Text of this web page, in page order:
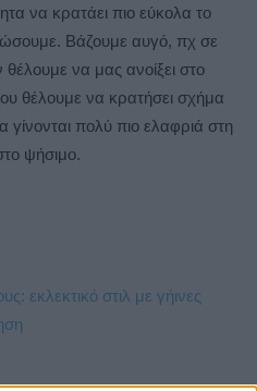
να κρατάει πιο εύκολα το
Βάζουμε αυγό, πχ σε
θέλουμε να μας ανοίξει στο
θέλουμε να κρατήσει σχήμα
γίνονται πολύ πιο ελαφριά στη
ψήσιμο.
εκλεκτικό στιλ με γήινες